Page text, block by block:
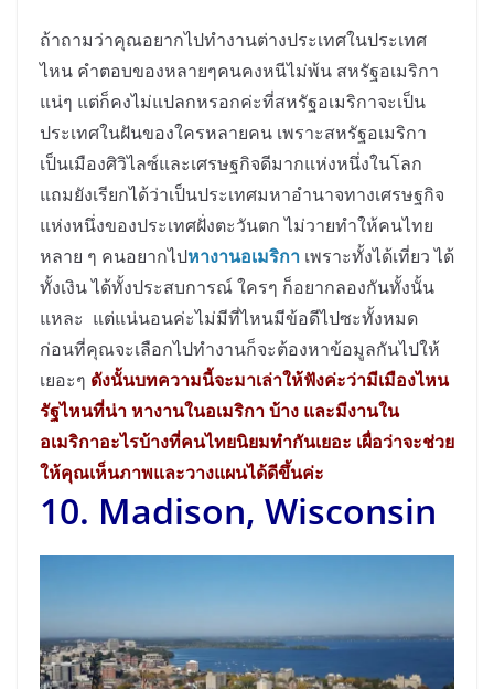
ถ้าถามว่าคุณอยากไปทำงานต่างประเทศในประเทศ
ไหน คำตอบของหลายๆคนคงหนีไม่พ้น สหรัฐอเมริกา
แน่ๆ แต่ก็คงไม่แปลกหรอกค่ะที่สหรัฐอเมริกาจะเป็น
ประเทศในฝันของใครหลายคน เพราะสหรัฐอเมริกา
เป็นเมืองศิวิไลซ์และเศรษฐกิจดีมากแห่งหนึ่งในโลก
แถมยังเรียกได้ว่าเป็นประเทศมหาอำนาจทางเศรษฐกิจ
แห่งหนึ่งของประเทศฝั่งตะวันตก ไม่วายทำให้คนไทย
หลาย ๆ คนอยากไปหางานอเมริกา เพราะทั้งได้เที่ยว ได้
ทั้งเงิน ได้ทั้งประสบการณ์ ใครๆ ก็อยากลองกันทั้งนั้น
แหละ แต่แน่นอนค่ะไม่มีที่ไหนมีข้อดีไปซะทั้งหมด
ก่อนที่คุณจะเลือกไปทำงานก็จะต้องหาข้อมูลกันไปให้
เยอะๆ ดังนั้นบทความนี้จะมาเล่าให้ฟังค่ะว่ามีเมืองไหน
รัฐไหนที่น่า หางานในอเมริกา บ้าง และมีงานใน
อเมริกาอะไรบ้างที่คนไทยนิยมทำกันเยอะ เผื่อว่าจะช่วย
ให้คุณเห็นภาพและวางแผนได้ดีขึ้นค่ะ
10. Madison, Wisconsin